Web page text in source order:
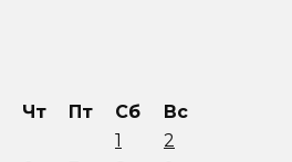
Чт Пт Сб
Вс
1
2